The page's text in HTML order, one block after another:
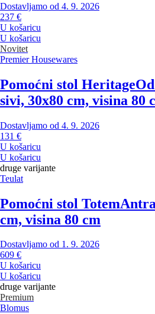
Dostavljamo od 4. 9. 2026
237 €
U košaricu
U košaricu
Novitet
Premier Housewares
Pomoćni stol Heritage
sivi, 30x80 cm, visina 80
Dostavljamo od 4. 9. 2026
131 €
U košaricu
U košaricu
druge varijante
Teulat
Pomoćni stol Totem
cm, visina 80 cm
Dostavljamo od 1. 9. 2026
609 €
U košaricu
U košaricu
druge varijante
Premium
Blomus